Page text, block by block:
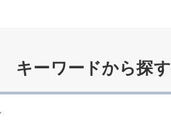
キーワードから探す